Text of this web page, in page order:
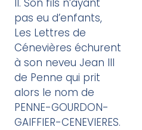
pas eu d’enfants,
Les Lettres de
Cénevières échurent
à son neveu Jean III
de Penne qui prit
alors le nom de
PENNE-GOURDON-
GAIFFIER-CENEVIERES.